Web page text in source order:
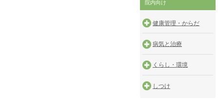
院内向け
健康管理・からだ
病気と治療
くらし・環境
しつけ